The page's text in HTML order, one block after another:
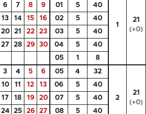
1
21
(+0)
6 7 8 9 01 5
40
13 14 15 16 02 5
40
20 21 22 23 03 5
40
27 28 29 30 04 5
40
05 1 8
3 4 5 6 05 4 32
2
21
(+0)
10 11 12 13 06 5
40
17 18 19 20 07 5
40
24 25 26 27 08 5
40